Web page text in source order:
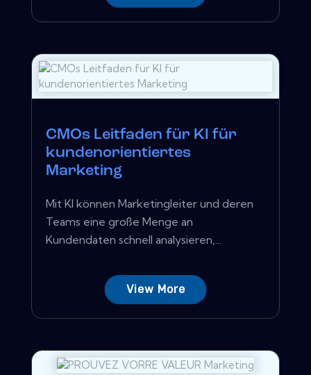
CMOs Leitfaden für KI für
kundenorientiertes
Marketing
Mit KI können Marketingleiter und deren
Teams eine große Menge an
Kundendaten schnell analysieren,...
View More